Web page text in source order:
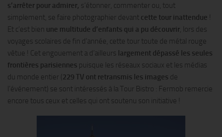
s’arrêter pour admirer, s’étonner, commenter ou, tout
simplement, se faire photographier devant cette tour inattendue
Et c’est bien une multitude d’enfants qui a pu découvrir, lors des
voyages scolaires de fin d’année, cette tour toute de métal rouge
vêtue ! Cet engouement a d’ailleurs largement dépassé les seules
frontières parisiennes puisque les réseaux sociaux et les médias
du monde entier (229 TV ont retransmis les images de
l’événement) se sont intéressés à la Tour Bistro : Fermob remercie
encore tous ceux et celles qui ont soutenu son initiative !